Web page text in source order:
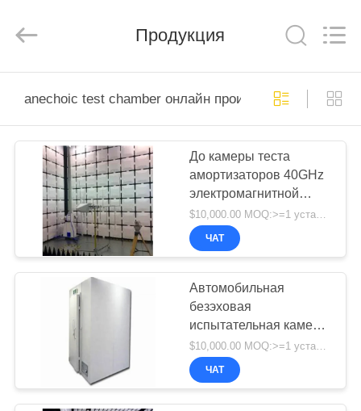
ПРОДУКТЫ
НАС
ЭКСКУРСИЯ
ФАБРИКЕ
КОНТРОЛЬ
КАЧЕСТВА
한국
Polski
радиочастотного
экранирования
Changzhou
Продукция
anechoic test chamber онлайн производство
До камеры теста
амортизаторов 40GHz
электромагнитной
испытывая Rf
безэховой
$10,000.00 MOQ:>=1 устанавливает
ЧАТ
Автомобильная
безэховая
испытательная камера
EMC CISPR 25 с
радиочастотным
экранированием и
$10,000.00 MOQ:>=1 устанавливает
ЧАТ